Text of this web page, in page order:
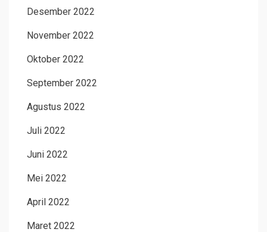
Desember 2022
November 2022
Oktober 2022
September 2022
Agustus 2022
Juli 2022
Juni 2022
Mei 2022
April 2022
Maret 2022